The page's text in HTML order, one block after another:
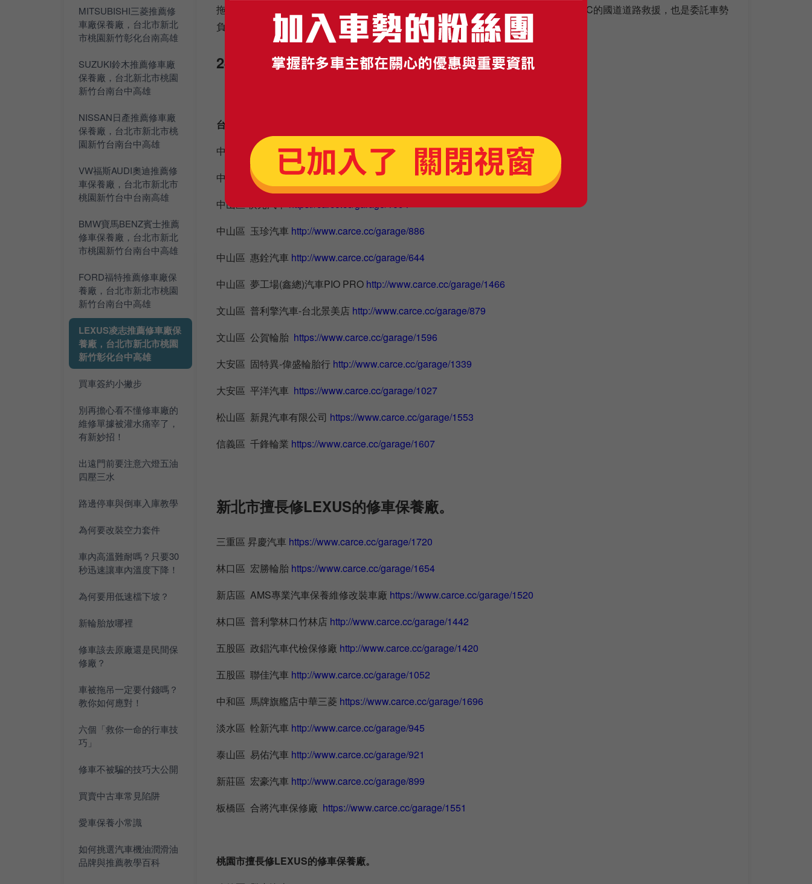
MITSUBISHI三菱推薦修
車廠保養廠，台北市新北
市桃園新竹彰化台南高雄
SUZUKI鈴木推薦修車廠
保養廠，台北新北市桃園
新竹台南台中高雄
NISSAN日產推薦修車廠
保養廠，台北市新北市桃
園新竹台南台中高雄
VW福斯AUDI奧迪推薦修
車保養廠，台北市新北市
桃園新竹台中台南高雄
BMW寶馬BENZ賓士推薦
修車保養廠，台北市新北
市桃園新竹台南台中高雄
FORD福特推薦修車廠保
養廠，台北市新北市桃園
新竹台南台中高雄
LEXUS凌志推薦修車廠保
養廠，台北市新北市桃園
新竹彰化台中高雄
買車簽約小撇步
別再擔心看不懂修車廠的
維修單據被灌水痛宰了，
有新妙招！
出遠門前要注意六燈五油
四壓三水
路邊停車與倒車入庫教學
為何要改裝空力套件
車內高溫難耐嗎？只要30
秒迅速讓車內溫度下降！
為何要用低速檔下坡？
新輪胎放哪裡
修車該去原廠還是民間保
修廠？
車被拖吊一定要付錢嗎？
教你如何應對！
六個「救你一命的行車技
巧」
修車不被騙的技巧大公開
買賣中古車常見陷阱
愛車保養小常識
如何挑選汽車機油潤滑油
品牌與推薦教學百科
拖吊業者和修車廠都有和車勢簽約，全程監督車主的拖吊與維修費用。目前遠通電收ETC的國道道路救援，也是委託車勢
負責喔！
24小時道路救援專線02-81958782
台北市擅長修LEXUS的修車保養廠。
中正區 全勝輪胎https://www.carce.cc/garage/1655
中正區 普利擎汽車-台北台大店
http://www.carce.cc/garage/880
中山區 棋元汽車https://carce.cc/garage/1694
中山區 玉珍汽車 http://www.carce.cc/garage/886
中山區 惠銓汽車 http://www.carce.cc/garage/644
中山區 夢工場(鑫總)汽車PIO PRO http://www.carce.cc/garage/1466
文山區 普利擎汽車-台北景美店 http://www.carce.cc/garage/879
文山區 公賀輪胎 https://www.carce.cc/garage/1596
大安區 固特異-偉盛輪胎行 http://www.carce.cc/garage/1339
大安區 平洋汽車 https://www.carce.cc/garage/1027
松山區 新晁汽車有限公司 https://www.carce.cc/garage/1553
信義區 千鋒輪業 https://www.carce.cc/garage/1607
新北市擅長修LEXUS的修車保養廠。
三重區 昇慶汽車 https://www.carce.cc/garage/1720
林口區 宏勝輪胎 https://www.carce.cc/garage/1654
新店區 AMS專業汽車保養維修改裝車廠 https://www.carce.cc/garage/1520
林口區 普利擎林口竹林店 http://www.carce.cc/garage/1442
五股區 政錩汽車代檢保修廠 http://www.carce.cc/garage/1420
五股區 聯佳汽車 http://www.carce.cc/garage/1052
中和區 馬牌旗艦店中華三菱 https://www.carce.cc/garage/1696
淡水區 輇新汽車 http://www.carce.cc/garage/945
泰山區 易佑汽車 http://www.carce.cc/garage/921
新莊區 宏豪汽車 http://www.carce.cc/garage/899
板橋區 合將汽車保修廠 https://www.carce.cc/garage/1551
桃園市擅長修LEXUS的修車保養廠。